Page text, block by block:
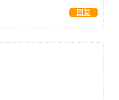
回复